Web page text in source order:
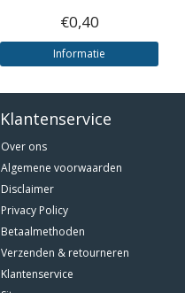
€0,40
Informatie
Klantenservice
Over ons
Algemene voorwaarden
Disclaimer
Privacy Policy
Betaalmethoden
Verzenden & retourneren
Klantenservice